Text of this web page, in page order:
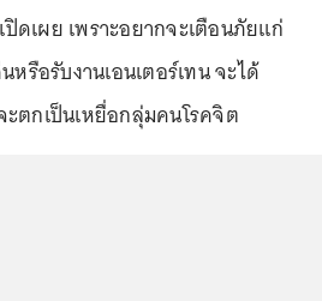
ปิดเผย เพราะอยากจะเตือนภัยแก่
รือรับงานเอนเตอร์เทน จะได้
ะตกเป็นเหยื่อกลุ่มคนโรคจิต